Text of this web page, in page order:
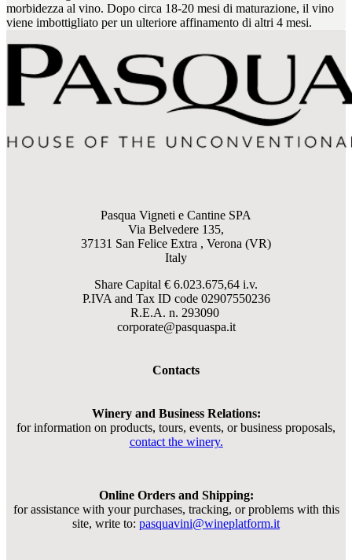
morbidezza al vino. Dopo circa 18-20 mesi di maturazione, il vino
viene imbottigliato per un ulteriore affinamento di altri 4 mesi.
Pasqua Vigneti e Cantine SPA
Via Belvedere 135,
37131 San Felice Extra , Verona (VR)
Italy
Share Capital € 6.023.675,64 i.v.
P.IVA and Tax ID code 02907550236
R.E.A. n. 293090
corporate@pasquaspa.it
Contacts
Winery and Business Relations:
for information on products, tours, events, or business proposals,
contact the winery.
Online Orders and Shipping:
for assistance with your purchases, tracking, or problems with this
site, write to: pasquavini@wineplatform.it